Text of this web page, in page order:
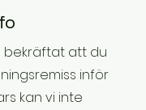
bekräftat att du
inför
kan vi inte